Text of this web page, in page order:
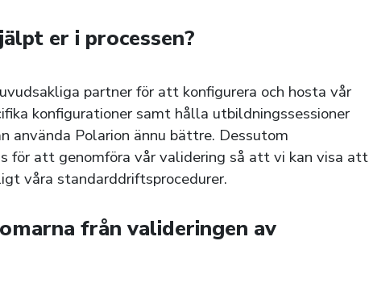
er i processen?
partner för att konfigurera och hosta vår
konfigurationer samt hålla utbildningssessioner
använda Polarion ännu bättre. Dessutom
för att genomföra vår validering så att vi kan visa att
våra standarddriftsprocedurer.
från valideringen av